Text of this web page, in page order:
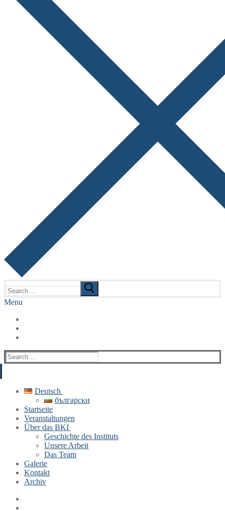
for:
Menu
Search
for:
Deutsch
български
Startseite
Veranstaltungen
Über das BKI
Geschichte des Instituts
Unsere Arbeit
Das Team
Galerie
Kontakt
Archiv